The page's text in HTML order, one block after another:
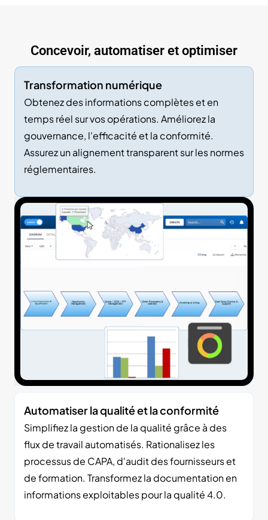
Concevoir, automatiser et optimiser
Transformation numérique
Obtenez des informations complètes et en
temps réel sur vos opérations. Améliorez la
gouvernance, l'efficacité et la conformité.
Assurez un alignement transparent sur les normes
réglementaires.
Automatiser la qualité et la conformité
Simplifiez la gestion de la qualité grâce à des
flux de travail automatisés. Rationalisez les
processus de CAPA, d'audit des fournisseurs et
de formation. Transformez la documentation en
informations exploitables pour la qualité 4.0.